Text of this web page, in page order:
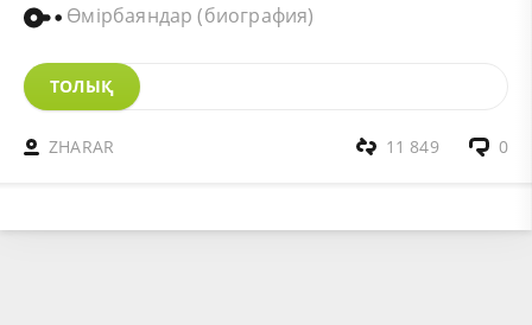
Өмірбаяндар (биография)
ТОЛЫҚ
ZHARAR 0
11 849